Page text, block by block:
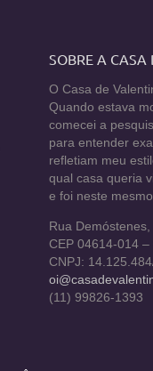
SOBRE A
O Casa de
Quando estava
comecei a
para entender
refletiam meu
qual casa queria
e foi neste
Rua Demóstenes,
CEP 04614-014
CNPJ:
(11) 99826-1393